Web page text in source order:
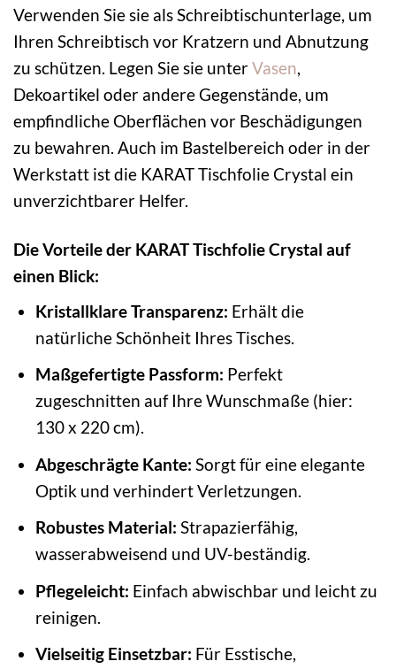
Verwenden Sie sie als Schreibtischunterlage, um
Ihren Schreibtisch vor Kratzern und Abnutzung
zu schützen. Legen Sie sie unterVasen,
Dekoartikel oder andere Gegenstände, um
empfindliche Oberflächen vor Beschädigungen
zu bewahren. Auch im Bastelbereich oder in der
Werkstatt ist die KARAT Tischfolie Crystal ein
unverzichtbarer Helfer.
Die Vorteile der KARAT Tischfolie Crystal auf
einen Blick:
Kristallklare Transparenz: Erhält die
natürliche Schönheit Ihres Tisches.
Maßgefertigte Passform: Perfekt
zugeschnitten auf Ihre Wunschmaße (hier:
130 x 220 cm).
Abgeschrägte Kante: Sorgt für eine elegante
Optik und verhindert Verletzungen.
Robustes Material: Strapazierfähig,
wasserabweisend und UV-beständig.
Pflegeleicht: Einfach abwischbar und leicht zu
reinigen.
Vielseitig Einsetzbar: Für Esstische,